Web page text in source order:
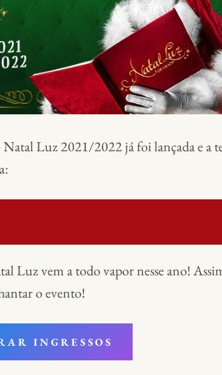
Luz 2021/2022 já foi lançada e a
Luz vem a todo vapor nesse ano!
o evento!
INGRESSOS